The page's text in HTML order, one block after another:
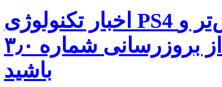
اخبار تکنولوژی PS4 بهتر از همیشه: با تصاویر بیش‌تر و
اولین ویدیو از بروزرسانی شماره ۳٫۰ PS4 همراه ما
باشید